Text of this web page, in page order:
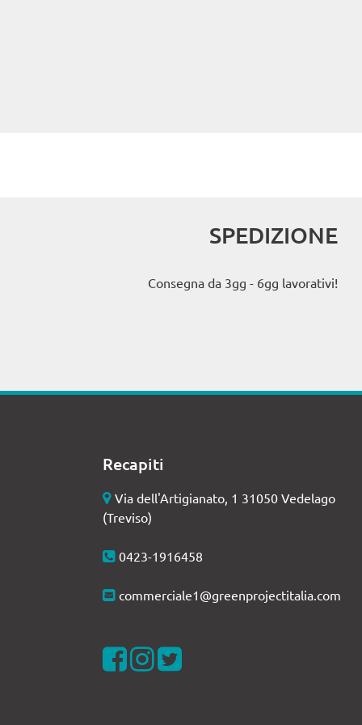
SPEDIZIONE
Consegna da 3gg - 6gg lavorativi!
Recapiti
Via dell'Artigianato, 1 31050 Vedelago
(Treviso)
0423-1916458
commerciale1@greenprojectitalia.com
Visualizza la nostra pagina Facebook
Visualizza il nostro profilo
Visualizza il nostro profilo